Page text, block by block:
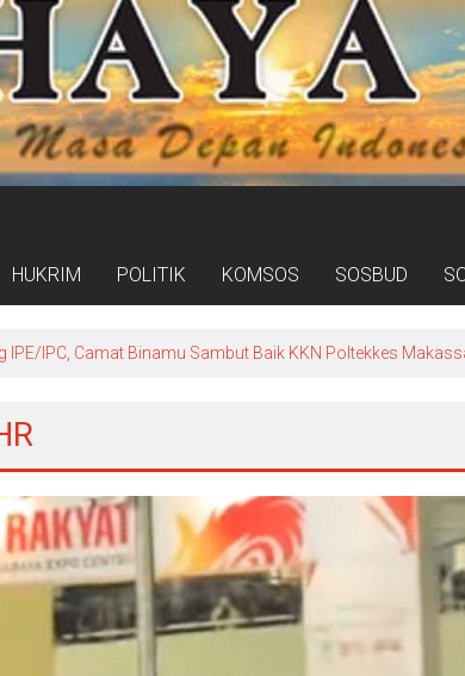
HUKRIM POLITIK KOMSOS SOSBUD
Kampung Pancasila Terakomodasi Dalam Raperda